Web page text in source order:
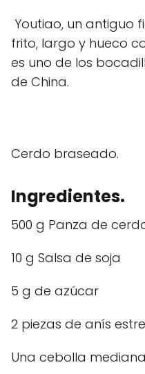
Youtiao, un antiguo
frito, largo y hueco
es uno de los
de China.
Cerdo braseado.
Ingredientes.
500 g Panza de
10 g Salsa de soja
5 g de azúcar
2 piezas de anís
Una cebolla mediana